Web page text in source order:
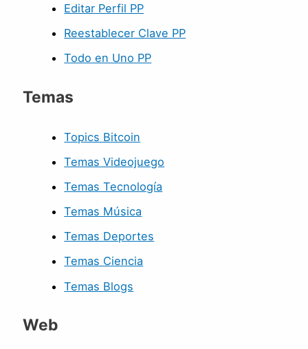
Editar Perfil PP
Reestablecer Clave PP
Todo en Uno PP
Temas
Topics Bitcoin
Temas Videojuego
Temas Tecnología
Temas Música
Temas Deportes
Temas Ciencia
Temas Blogs
Web